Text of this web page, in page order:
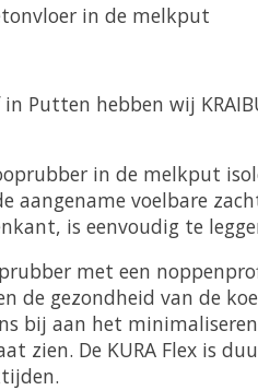
in de melkput
Putten hebben wij
in de melkput
aangename voelbare
is eenvoudig te
met een
de gezondheid van de
bij aan het
zien. De KURA Flex is